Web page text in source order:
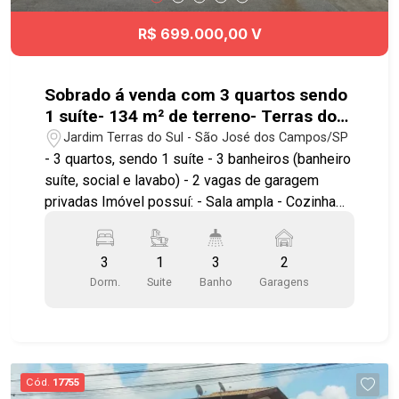
R$ 699.000,00 V
Sobrado á venda com 3 quartos sendo
1 suíte- 134 m² de terreno- Terras do
SulJardim Terras do Sul - São José dos Campos/SP
- 3 quartos, sendo 1 suíte - 3 banheiros (banheiro
suíte, social e lavabo) - 2 vagas de garagem
privadas Imóvel possuí: - Sala ampla - Cozinha
Avalia-se permuta de até 50% do valor do imóvel
- Documentação 100% Lindo sobrado no Terras
do Sul, localizado na parte alta do bairro, em rua
#imobiliaria #geraçãoimóveis #casavenda
#casavendaSJC #JardimTerrasdoSul
3
Dorm.
1
Suite
3
Banho
2
Garagens
Cód. 17755